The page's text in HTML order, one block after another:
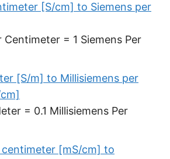
[S/cm] to Siemens per
Centimeter = 1 Siemens Per
[S/m] to Millisiemens per
= 0.1 Millisiemens Per
centimeter [mS/cm] to